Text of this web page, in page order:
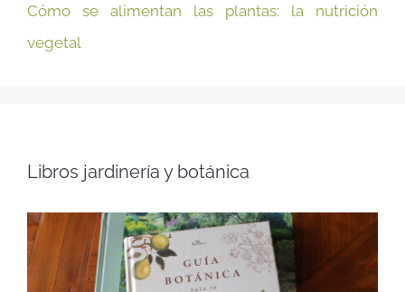
Cómo se alimentan las plantas: la nutrición
vegetal
Libros jardinería y botánica